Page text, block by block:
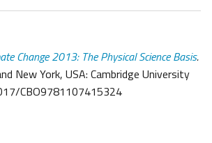
Change 2013: The Physical Science Basis.
New York, USA: Cambridge University
CBO9781107415324